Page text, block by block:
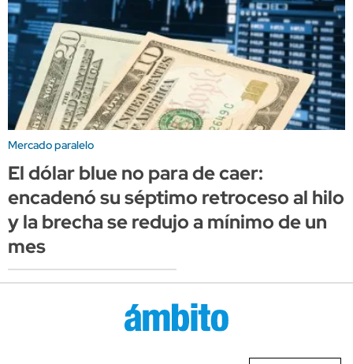
Mercado paralelo
El dólar blue no para de caer:
encadenó su séptimo retroceso al hilo
y la brecha se redujo a mínimo de un
mes